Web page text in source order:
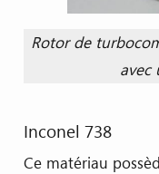
Rotor de
avec
Inconel 738
Ce matériau